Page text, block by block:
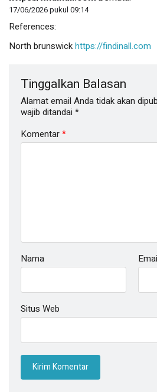
17/06/2026 pukul 09:14
References:
North brunswickhttps://findinall.com
Tinggalkan Balasan
Alamat email Anda tidak akan
wajib ditandai *
Komentar*
Nama
Situs Web